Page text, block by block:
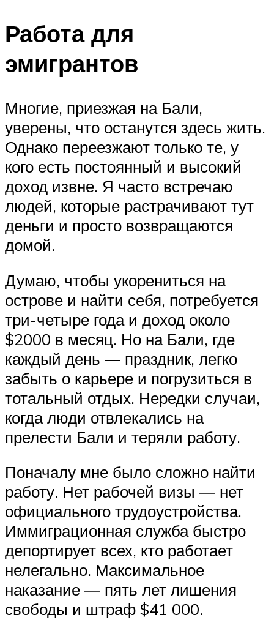
Работа для
эмигрантов
Многие, приезжая на Бали,
уверены, что останутся здесь жить.
Однако переезжают только те, у
кого есть постоянный и высокий
доход извне. Я часто встречаю
людей, которые растрачивают тут
деньги и просто возвращаются
домой.
Думаю, чтобы укорениться на
острове и найти себя, потребуется
три-четыре года и доход около
$2000 в месяц. Но на Бали, где
каждый день — праздник, легко
забыть о карьере и погрузиться в
тотальный отдых. Нередки случаи,
когда люди отвлекались на
прелести Бали и теряли работу.
Поначалу мне было сложно найти
работу. Нет рабочей визы ― нет
официального трудоустройства.
Иммиграционная служба быстро
депортирует всех, кто работает
нелегально. Максимальное
наказание ― пять лет лишения
свободы и штраф $41 000.